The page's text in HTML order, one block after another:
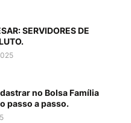
SERVIDORES DE
no Bolsa Família
passo a passo.